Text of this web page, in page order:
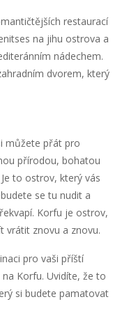
restaurací
na jihu ostrova a
nádechem.
dvorem, který
můžete přát pro
přírodou, bohatou
to ostrov, který vás
se tu nudit a
Korfu je ostrov,
vrátit znovu a znovu.
pro vaši příští
Korfu. Uvidíte, že to
si budete pamatovat